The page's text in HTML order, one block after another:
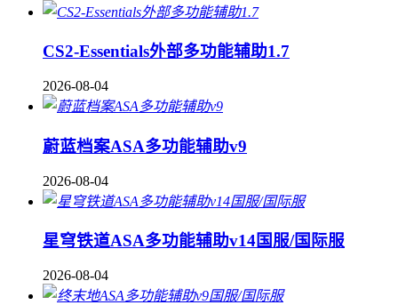
CS2-Essentials外部多功能辅助1.7
2026-08-04
蔚蓝档案ASA多功能辅助v9
2026-08-04
星穹铁道ASA多功能辅助v14国服/国际服
2026-08-04